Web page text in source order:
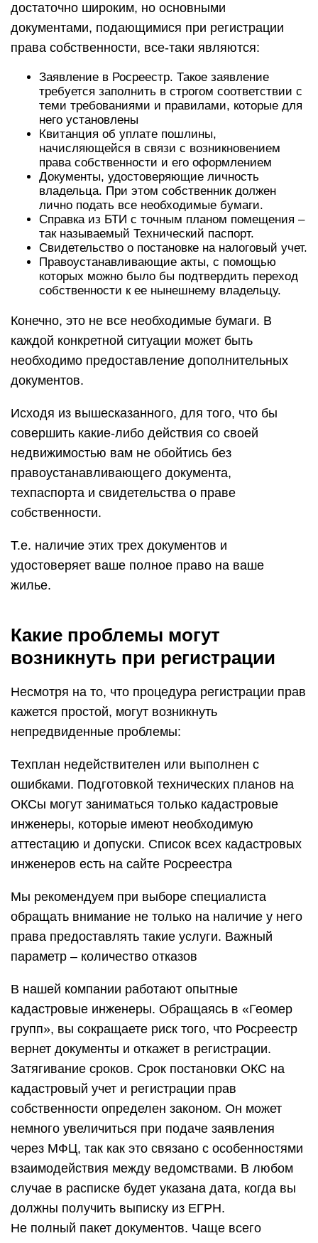
достаточно широким, но основными
документами, подающимися при регистрации
права собственности, все-таки являются:
Заявление в Росреестр. Такое заявление
требуется заполнить в строгом соответствии с
теми требованиями и правилами, которые для
него установлены
Квитанция об уплате пошлины,
начисляющейся в связи с возникновением
права собственности и его оформлением
Документы, удостоверяющие личность
владельца. При этом собственник должен
лично подать все необходимые бумаги.
Справка из БТИ с точным планом помещения –
так называемый Технический паспорт.
Свидетельство о постановке на налоговый учет.
Правоустанавливающие акты, с помощью
которых можно было бы подтвердить переход
собственности к ее нынешнему владельцу.
Конечно, это не все необходимые бумаги. В
каждой конкретной ситуации может быть
необходимо предоставление дополнительных
документов.
Исходя из вышесказанного, для того, что бы
совершить какие-либо действия со своей
недвижимостью вам не обойтись без
правоустанавливающего документа,
техпаспорта и свидетельства о праве
собственности.
Т.е. наличие этих трех документов и
удостоверяет ваше полное право на ваше
жилье.
Какие проблемы могут
возникнуть при регистрации
Несмотря на то, что процедура регистрации прав
кажется простой, могут возникнуть
непредвиденные проблемы:
Техплан недействителен или выполнен с
ошибками. Подготовкой технических планов на
ОКСы могут заниматься только кадастровые
инженеры, которые имеют необходимую
аттестацию и допуски. Список всех кадастровых
инженеров есть на сайте Росреестра
Мы рекомендуем при выборе специалиста
обращать внимание не только на наличие у него
права предоставлять такие услуги. Важный
параметр – количество отказов
В нашей компании работают опытные
кадастровые инженеры. Обращаясь в «Геомер
групп», вы сокращаете риск того, что Росреестр
вернет документы и откажет в регистрации.
Затягивание сроков. Срок постановки ОКС на
кадастровый учет и регистрации прав
собственности определен законом. Он может
немного увеличиться при подаче заявления
через МФЦ, так как это связано с особенностями
взаимодействия между ведомствами. В любом
случае в расписке будет указана дата, когда вы
должны получить выписку из ЕГРН.
Не полный пакет документов. Чаще всего